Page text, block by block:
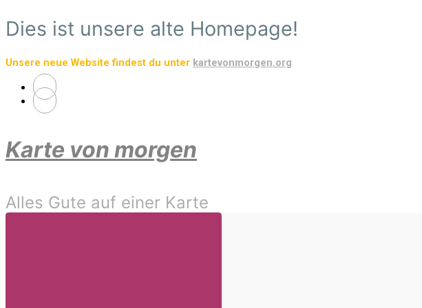
Zum
Hauptinhalt
Dies ist unsere alte Homepage!
Unsere neue Website findest du unter kartevonmorgen.org
Karte von morgen
Alles Gute auf einer Karte